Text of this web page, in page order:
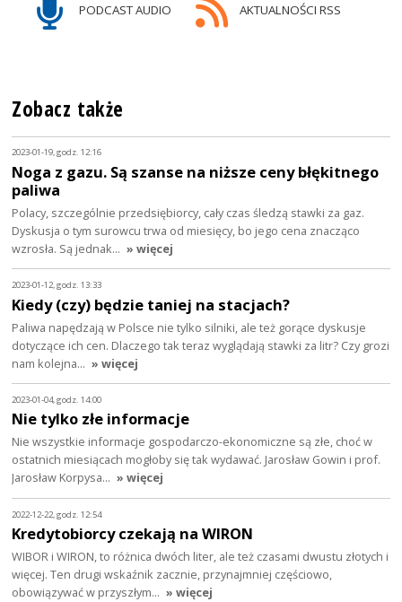
PODCAST AUDIO AKTUALNOŚCI RSS
Zobacz także
2023-01-19, godz. 12:16
Noga z gazu. Są szanse na niższe ceny błękitnego
paliwa
Polacy, szczególnie przedsiębiorcy, cały czas śledzą stawki za gaz.
Dyskusja o tym surowcu trwa od miesięcy, bo jego cena znacząco
wzrosła. Są jednak… » więcej
2023-01-12, godz. 13:33
Kiedy (czy) będzie taniej na stacjach?
Paliwa napędzają w Polsce nie tylko silniki, ale też gorące dyskusje
dotyczące ich cen. Dlaczego tak teraz wyglądają stawki za litr? Czy grozi
nam kolejna… » więcej
2023-01-04, godz. 14:00
Nie tylko złe informacje
Nie wszystkie informacje gospodarczo-ekonomiczne są złe, choć w
ostatnich miesiącach mogłoby się tak wydawać. Jarosław Gowin i prof.
Jarosław Korpysa… » więcej
2022-12-22, godz. 12:54
Kredytobiorcy czekają na WIRON
WIBOR i WIRON, to różnica dwóch liter, ale też czasami dwustu złotych i
więcej. Ten drugi wskaźnik zacznie, przynajmniej częściowo,
obowiązywać w przyszłym… » więcej